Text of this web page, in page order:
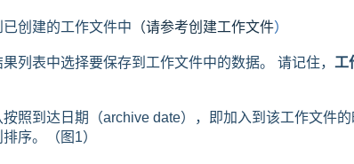
创建的工作文件中 （请参考创建工作文件）
列表中选择要保存到工作文件中的数据。 请记住， 工
照到达日期（archive date），即加入到该工作文件
序。（图1）